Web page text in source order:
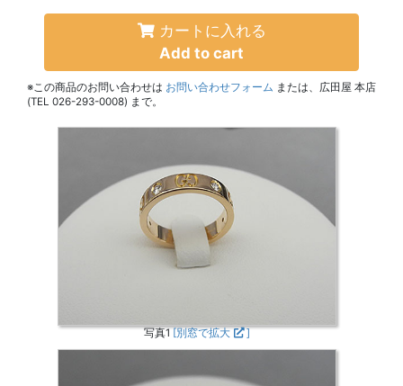
カートに入れる
Add to cart
※この商品のお問い合わせは お問い合わせフォーム または、広田屋 本店
(TEL 026-293-0008) まで。
写真1 [別窓で拡大 ]